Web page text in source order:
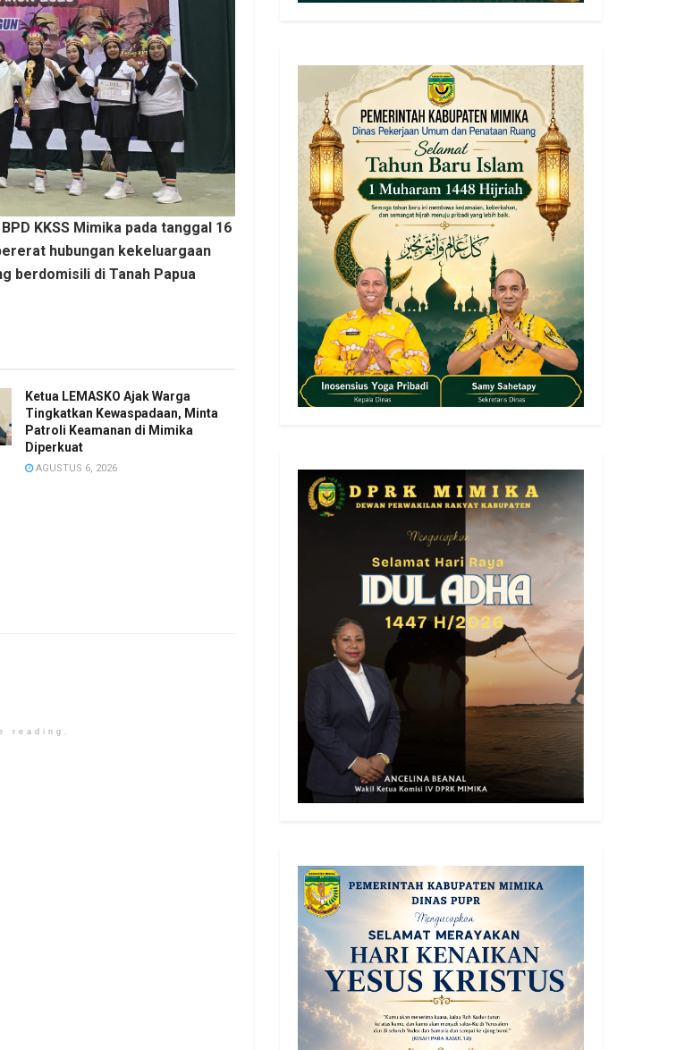
KKSS Mimika pada tanggal 16
hubungan kekeluargaan
berdomisili di Tanah Papua
Ketua LEMASKO Ajak Warga
Tingkatkan Kewaspadaan, Minta
Patroli Keamanan di Mimika
Diperkuat
AGUSTUS 6, 2026
reading.